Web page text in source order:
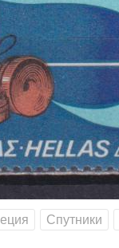
Спутники